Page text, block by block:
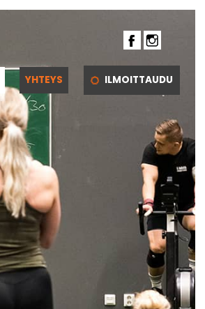
YHTEYS ILMOITTAUDU